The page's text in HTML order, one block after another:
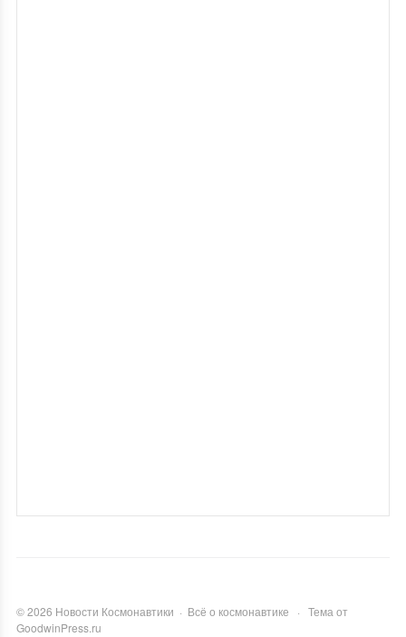
©2026 Новости Космонавтики · Всё о космонавтике · Тема от
GoodwinPress.ru